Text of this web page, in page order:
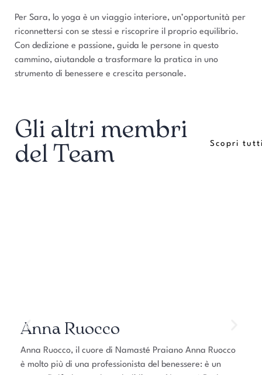
Per Sara, lo yoga è un viaggio interiore, un’opportunità per
riconnettersi con se stessi e riscoprire il proprio equilibrio.
Con dedizione e passione, guida le persone in questo
cammino, aiutandole a trasformare la pratica in uno
strumento di benessere e crescita personale.
Gli altri membri
del Team
Scopri
Anna Ruocco
Anna Ruocco, il cuore di Namasté Praiano Anna Ruocco
è molto più di una professionista del benessere: è un